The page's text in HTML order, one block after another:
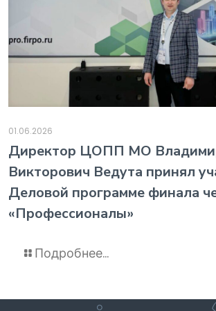
01.06.2026
️Директор ЦОПП МО
Викторович Ведута принял
Деловой программе финала
«Профессионалы»
Подробнее...